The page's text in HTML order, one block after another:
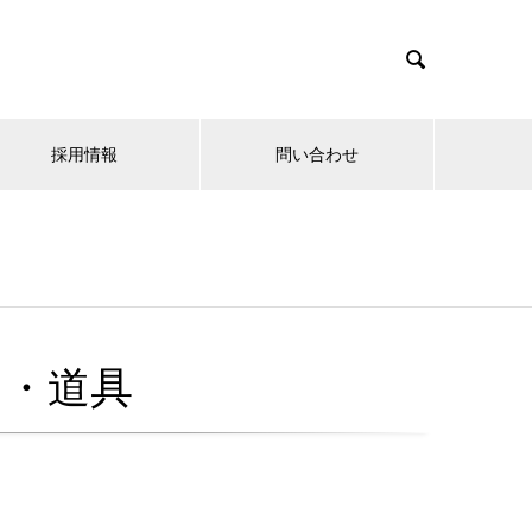

採用情報 問い合わせ
道具